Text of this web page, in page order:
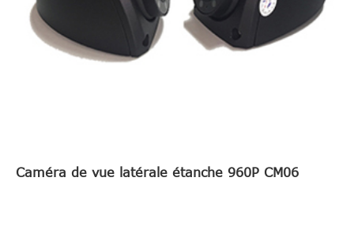
Caméra de vue latérale étanche 960P CM06